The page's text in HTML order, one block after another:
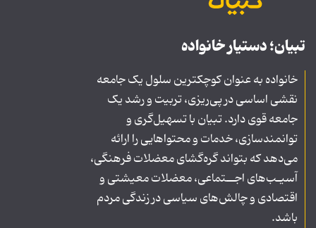
تبیان؛ دستیار خانواده
خانواده به عنوان کوچکترین سلول یک جامعه
نقشی اساسی در پی‌ریزی، تربیت و رشد یک
جامعه قوی دارد. تبیان با تسهیل‌گری و
توانمندسازی، خدمات و محتواهایی را ارائه
می‌دهد که بتواند گره‌گشای معضلات فرهنگی،
آسیـب‌های اجــتماعی، معضلات معیشتی و
اقتصادی و چالش‌های سیاسی در زندگی مردم
باشد.